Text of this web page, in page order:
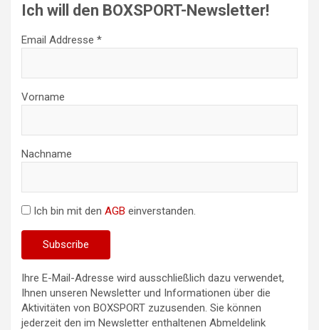
Ich will den BOXSPORT-Newsletter!
Email Addresse *
Vorname
Nachname
Ich bin mit den AGB einverstanden.
Ihre E-Mail-Adresse wird ausschließlich dazu verwendet,
Ihnen unseren Newsletter und Informationen über die
Aktivitäten von BOXSPORT zuzusenden. Sie können
jederzeit den im Newsletter enthaltenen Abmeldelink